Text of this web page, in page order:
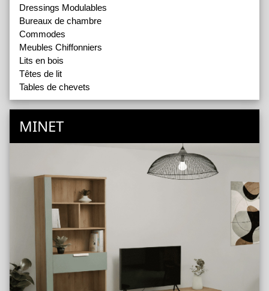
Dressings Modulables
Bureaux de chambre
Commodes
Meubles Chiffonniers
Lits en bois
Têtes de lit
Tables de chevets
MINET